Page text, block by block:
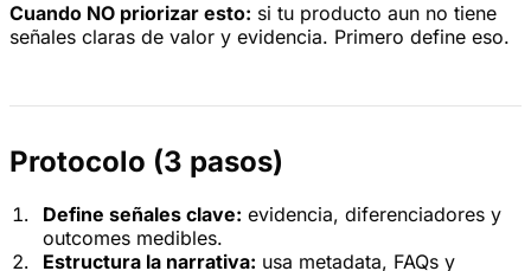
Cuando NO priorizar esto: si tu producto aun no tiene
señales claras de valor y evidencia. Primero define eso.
Protocolo (3 pasos)
Define señales clave: evidencia, diferenciadores y
outcomes medibles.
Estructura la narrativa: usa metadata, FAQs y